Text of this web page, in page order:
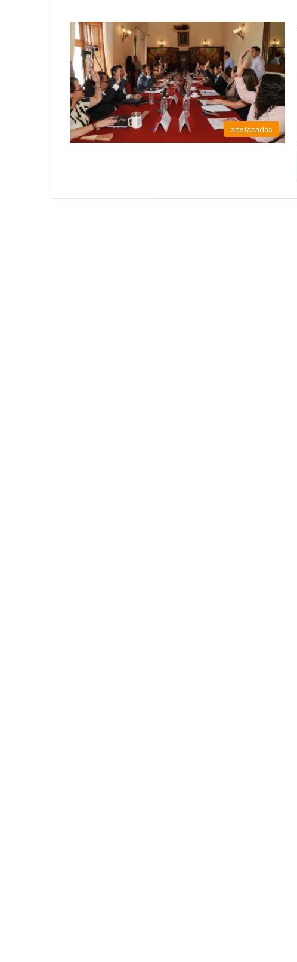
destacadas